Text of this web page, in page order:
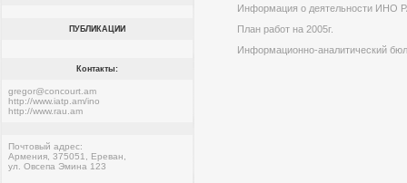
ПУБЛИКАЦИИ
Контакты:
gregor@concourt.am
http://www.iatp.am/ino
http://www.rau.am
Почтовый адрес:
Армения, 375051, Ереван,
ул. Овсепа Эмина 123
Информация о деятельности ИНО
План работ на 2005г.
Информационно-аналитический